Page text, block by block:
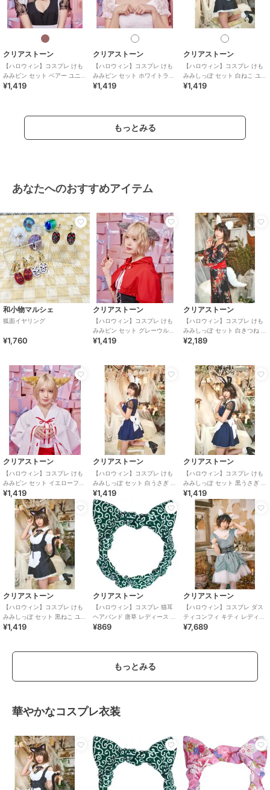
クリアストーン
【ハロウィン】コスプレ けも
みみピン セット ベアー ユニセ
ックス ブラウン
¥1,419
クリアストーン
【ハロウィン】コスプレ けも
みみピン セット ホワイトラビ
ット ユニセックス ホワイト
¥1,419
クリアストーン
【ハロウィン】コスプレ けも
みみしっぽ セット 白ねこ ユニ
セックス ホワイト
¥1,419
もっとみる
あなたへのおすすめアイテム
和小物マルシェ
狐面イヤリング
¥1,760
クリアストーン
【ハロウィン】コスプレ けも
みみピン セット グレーウルフ
ユニセックス グレー
¥1,419
クリアストーン
【ハロウィン】コスプレ けも
みみしっぽ セット 白きつね ユ
ニセックス ホワイト
¥2,189
クリアストーン
【ハロウィン】コスプレ けも
みみピン セット イエローフォ
ックス ユニセックス ブラウン
¥1,419
クリアストーン
【ハロウィン】コスプレ けも
みみしっぽ セット 白うさぎ ユ
ニセックス ホワイト
¥1,419
クリアストーン
【ハロウィン】コスプレ けも
みみしっぽ セット 黒うさぎ ユ
ニセックス ブラック
¥1,419
クリアストーン
【ハロウィン】コスプレ けも
みみしっぽ セット 黒ねこ ユニ
セックス ブラック
¥1,419
クリアストーン
【ハロウィン】コスプレ 猫耳
ヘアバンド 唐草 レディース グ
リーン
¥869
クリアストーン
【ハロウィン】コスプレ ダス
ティコンフィ キティ レディー
ス サックスブルー
¥7,689
もっとみる
華やかなコスプレ衣装